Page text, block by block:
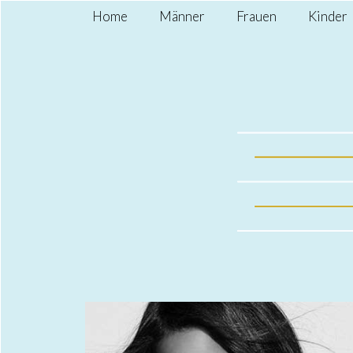
Home Männer Frauen Kinder